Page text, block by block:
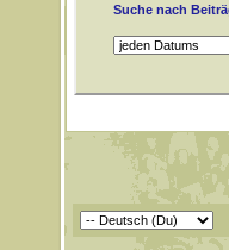
Suche nach